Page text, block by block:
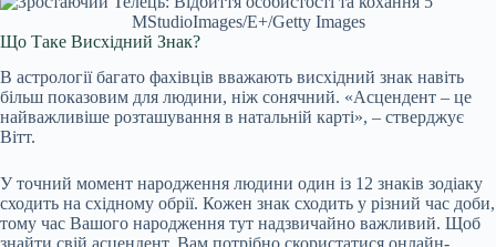
MStudioImages/E+/Getty Images
Що Таке Висхідний Знак?
В астрології багато фахівців вважають висхідний знак навіть
більш показовим для людини, ніж сонячний. «Асцендент – це
найважливіше розташування в натальній карті», – стверджує
Вітт.
У точний момент народження людини один із 12 знаків зодіаку
сходить на східному обрії. Кожен знак сходить у різний час доби,
тому час Вашого народження тут надзвичайно важливий. Щоб